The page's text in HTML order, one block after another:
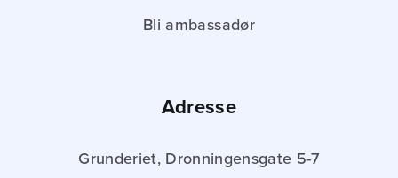
Bli ambassadør
Adresse
Grunderiet, Dronningensgate 5-7